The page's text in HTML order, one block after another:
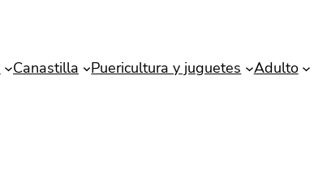
Canastilla Puericultura y juguetes Adulto